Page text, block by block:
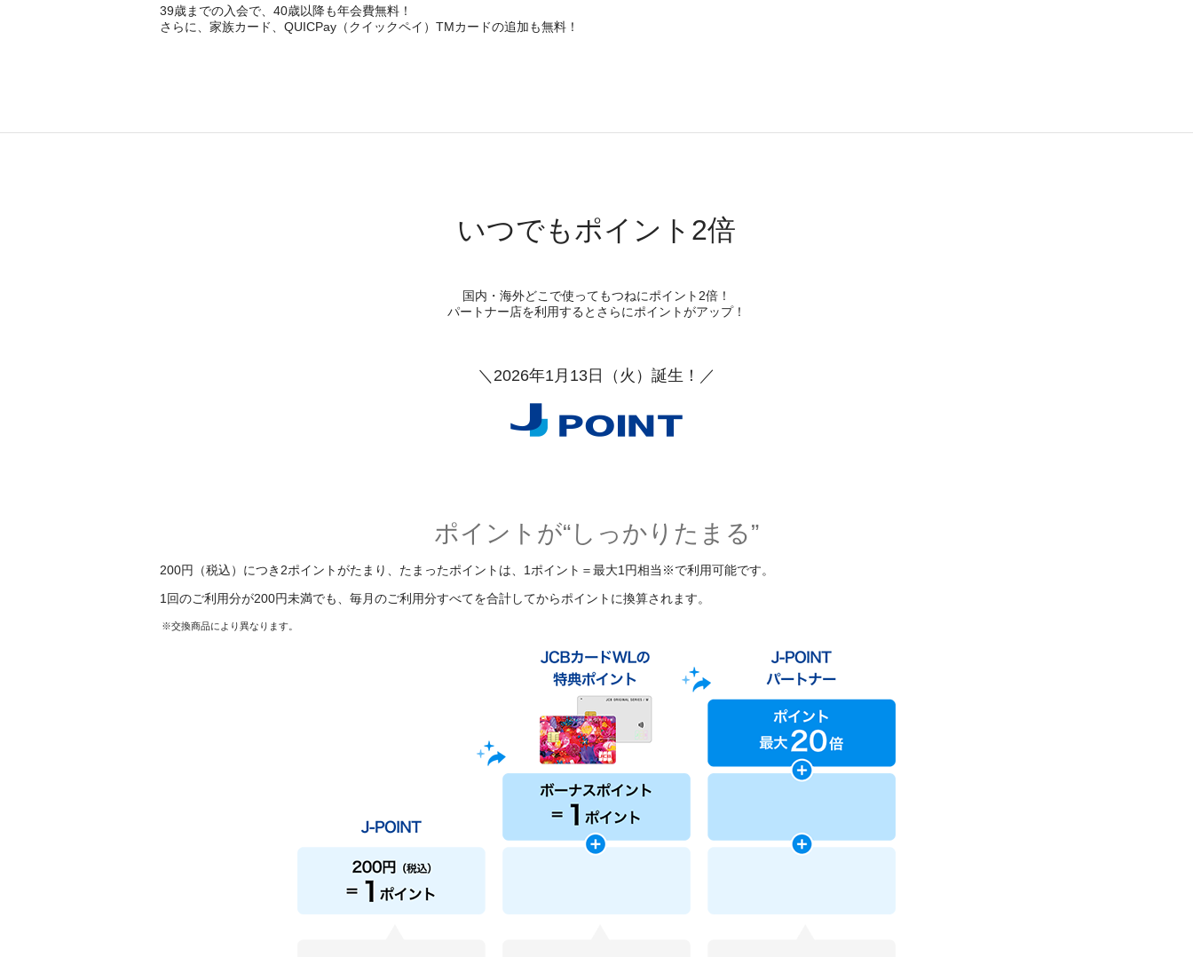
39歳までの入会で、40歳以降も年会費無料！
さらに、家族カード、QUICPay（クイックペイ）TMカードの追加も無料！
いつでもポイント2倍
国内・海外どこで使ってもつねにポイント2倍！
パートナー店を利用するとさらにポイントがアップ！
＼2026年1月13日（火）誕生！／
ポイントが“しっかりたまる”
200円（税込）につき2ポイントがたまり、たまったポイントは、1ポイント＝最大1円相当※で利用可能です。
1回のご利用分が200円未満でも、毎月のご利用分すべてを合計してからポイントに換算されます。
交換商品により異なります。